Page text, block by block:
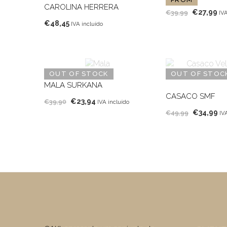
CAROLINA HERRERA
€48,45 IVA incluído
€39,99 O
€27,99 O
OUT OF STOCK
MALA SURKANA
€39,90 O
€23,94 O
IVA incluído
OUT OF
CASACO SMF
€49,99 O
€34,99 O